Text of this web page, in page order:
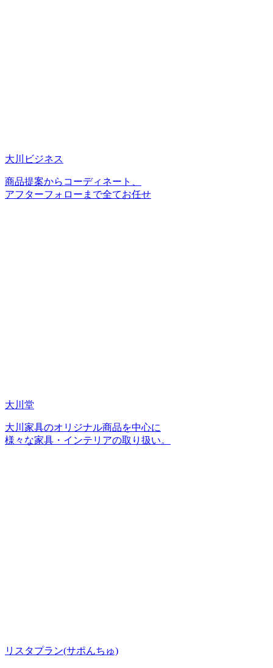
大川ビジネス
商品提案からコーディネート、
アフターフォローまで全てお任せ
大川堂
大川家具のオリジナル商品を中心に
様々な家具・インテリアの取り扱い。
リスタプラン(サポんちゅ)